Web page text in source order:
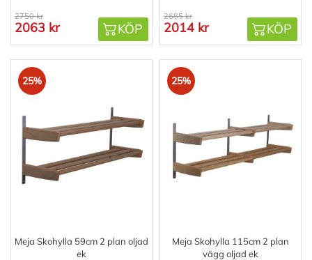
2750 kr
2063 kr KÖP
2685 kr
2014 kr KÖP
25%
Meja Skohylla 59cm 2 plan oljad
ek
25%
Meja Skohylla 115cm 2 plan
vägg oljad ek